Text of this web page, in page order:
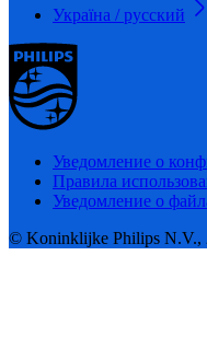
Україна / русский
Уведомление о
Правила
Уведомление о
© Koninklijke Philips N.V.,